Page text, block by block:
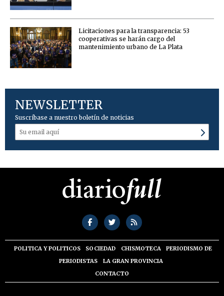
Licitaciones para la transparencia: 53
cooperativas se harán cargo del
mantenimiento urbano de La Plata
NEWSLETTER
Suscríbase a nuestro boletín de noticias
POLITICA Y POLITICOS SOCIEDAD CHISMOTECA
PERIODISMO DE
PERIODISTAS
LA GRAN PROVINCIA
CONTACTO